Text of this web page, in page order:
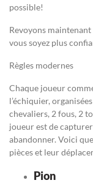
possible!
Revoyons
vous soyez plus
Règles modernes
Chaque joueur
l’échiquier,
chevaliers, 2 fous, 2
joueur est de
abandonner. Voici
pièces et leur
Pion